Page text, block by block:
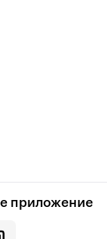
приложение